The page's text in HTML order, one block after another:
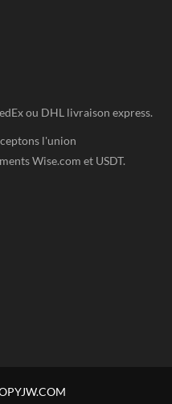
ou DHL livraison express.
l'union
Wise.com et USDT.